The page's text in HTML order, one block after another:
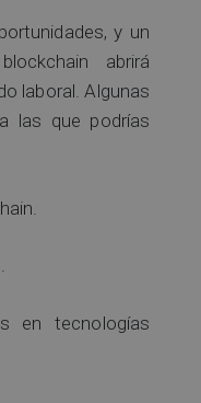
y un
abrirá
laboral. Algunas
las que podrías
en tecnologías